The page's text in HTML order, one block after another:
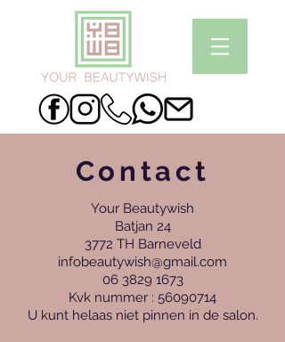
Contact
Your Beautywish
Batjan 24
3772 TH Barneveld
infobeautywish@gmail.com
06 3829 1673
Kvk nummer : 56090714
U kunt helaas niet pinnen in de salon.